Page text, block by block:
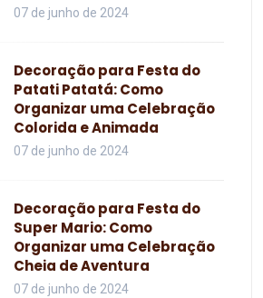
07 de junho de 2024
Decoração para Festa do
Patati Patatá: Como
Organizar uma Celebração
Colorida e Animada
07 de junho de 2024
Decoração para Festa do
Super Mario: Como
Organizar uma Celebração
Cheia de Aventura
07 de junho de 2024